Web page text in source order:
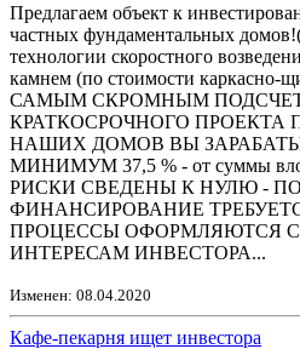
Предлагаем объект к
частных фундаментальных
технологии скоростного
камнем (по стоимости каркасно-
САМЫМ СКРОМНЫМ
КРАТКОСРОЧНОГО ПРОЕКТА
НАШИХ ДОМОВ ВЫ
МИНИМУМ 37,5 % - от суммы
РИСКИ СВЕДЕНЫ К НУЛЮ -
ФИНАНСИРОВАНИЕ
ПРОЦЕССЫ ОФОРМЛЯЮТСЯ
ИНТЕРЕСАМ ИНВЕСТОРА...
Изменен: 08.04.2020
Кафе-пекарня ищет инвестора